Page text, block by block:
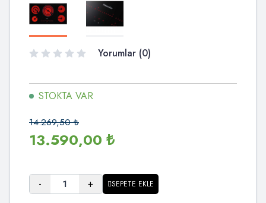
Yorumlar (0)
STOKTA VAR
14.269,50₺
13.590,00 ₺
- + SEPETE EKLE